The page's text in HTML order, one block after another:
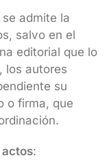
admite la
salvo en el
editorial que lo
los autores
su
o firma, que
: